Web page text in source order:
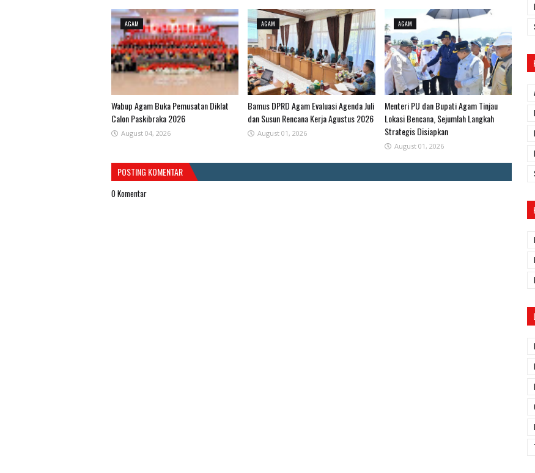
AGAM
Wabup Agam Buka Pemusatan Diklat
Calon Paskibraka 2026
August 04, 2026
AGAM
Bamus DPRD Agam Evaluasi Agenda Juli
dan Susun Rencana Kerja Agustus 2026
August 01, 2026
AGAM
Menteri PU dan Bupati Agam Tinjau
Lokasi Bencana, Sejumlah Langkah
Strategis Disiapkan
August 01, 2026
POSTING KOMENTAR
0 Komentar